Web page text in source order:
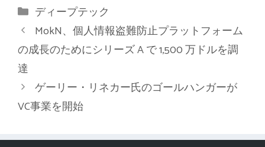
カ
テ
ゴ
リ
ディープテック
MokN、個人情報盗難防止プラットフォーム
の成長のためにシリーズ A で 1,500 万ドルを調
達
ゲーリー・リネカー氏のゴールハンガーが
VC事業を開始